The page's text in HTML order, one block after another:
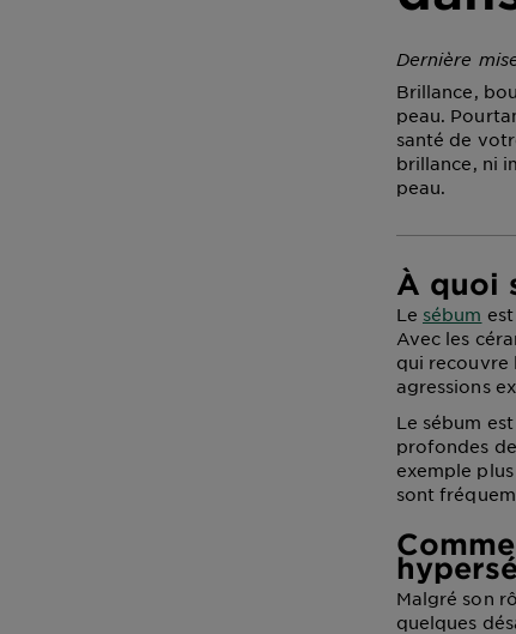
Dernière
Brillance,
peau.
santé de
brillance, ni
peau.
À quoi
Le sébum
Avec les
qui recouvre
agressions
Le sébum
profondes
exemple
sont
Malgré son
quelques